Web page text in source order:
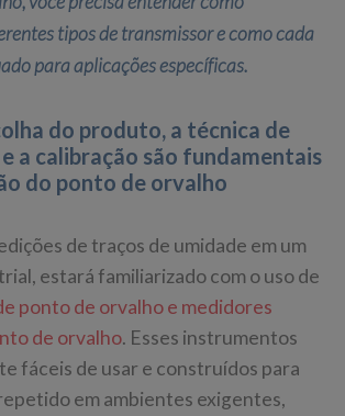
tipos de transmissor e como cada
para aplicações específicas.
do produto, a técnica de
a calibração são fundamentais
do ponto de orvalho
de traços de umidade em um
estará familiarizado com o uso de
ponto de orvalho e medidores
de orvalho. Esses instrumentos
fáceis de usar e construídos para
em ambientes exigentes,